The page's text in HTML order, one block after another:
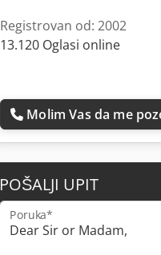
Registrovan od: 2002
13.120 Oglasi online
Molim Vas da me
POŠALJI UPIT
Poruka*